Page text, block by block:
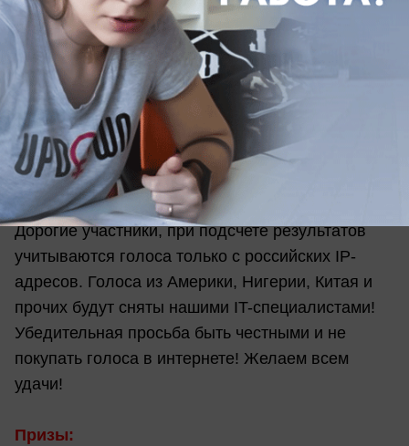
почтуtaganrog@bloknot61.ru
В качестве брендового атрибута вы можете
выбрать все, что угодно!
Примите участие в нашем конкурсе и выиграйте
ценные призы.
Тройка лидеров будет выбрана путем народного
голосования!
Дорогие участники, при подсчете результатов
учитываются голоса только с российских IP-
адресов. Голоса из Америки, Нигерии, Китая и
прочих будут сняты нашими IT-специалистами!
Убедительная просьба быть честными и не
покупать голоса в интернете! Желаем всем
удачи!
Призы: